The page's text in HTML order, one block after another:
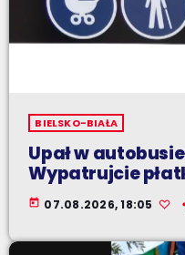
BIELSKO-BIAŁA
Upał w
Wypatrujcie
today 07.08.2026, 18:05